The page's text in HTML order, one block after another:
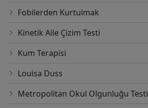
Fobilerden Kurtulmak
Kinetik Aile Çizim Testi
Kum Terapisi
Louisa Duss
Metropolitan Okul Olgunluğu Testi